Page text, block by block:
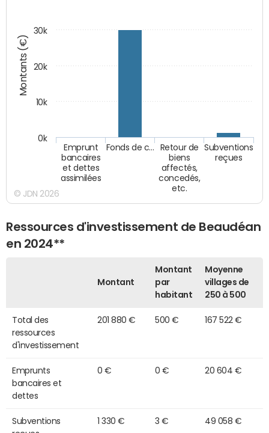
Montants (€)
Emprunt
bancaires
et dettes
assimilées
Fonds de c…
Retour de
biens
affectés,
concedés,
etc.
Subventions
reçues
0k
10k
20k
30k
© JDN 2026
Ressources d'investissement de Beaudéan
en 2024**
Montant
Montant
par
habitant
Moyenne
villages de
250 à 500
Total des
ressources
d'investissement
201 880 € 500 € 167 522 €
Emprunts
bancaires et
dettes
0 € 0 € 20 604 €
Subventions
1 330 € 3 € 49 058 €